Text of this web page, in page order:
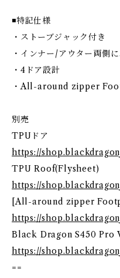
◾️特記仕様
・ストーブジャック付き
・インナー/アウター両側
・4ドア設計
・All-around zipper
別売
TPUドア
https://
TPU Roof(Flysheet)
https://
[All-around zipper
https://
Black Dragon S450 Pro
https://
==